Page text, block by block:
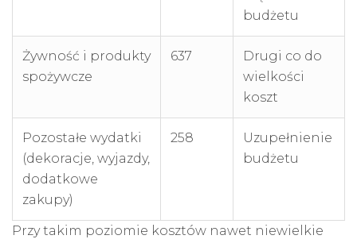
budżetu
Żywność i produkty
spożywcze
637
Drugi co do
wielkości
koszt
Pozostałe wydatki
(dekoracje, wyjazdy,
dodatkowe
zakupy)
258
Uzupełnienie
budżetu
Przy takim poziomie kosztów nawet niewielkie